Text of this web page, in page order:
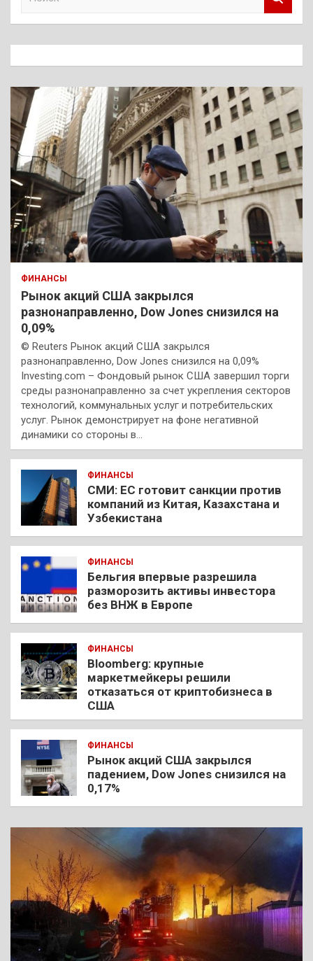
к
ФИНАНСЫ
Рынок акций США закрылся
разнонаправленно, Dow Jones снизился на
0,09%
© Reuters Рынок акций США закрылся
разнонаправленно, Dow Jones снизился на 0,09%
Investing.com – Фондовый рынок США завершил торги
среды разнонаправленно за счет укрепления секторов
технологий, коммунальных услуг и потребительских
услуг. Рынок демонстрирует на фоне негативной
динамики со стороны в…
ФИНАНСЫ
СМИ: ЕС готовит санкции против
компаний из Китая, Казахстана и
Узбекистана
ФИНАНСЫ
Бельгия впервые разрешила
разморозить активы инвестора
без ВНЖ в Европе
ФИНАНСЫ
Bloomberg: крупные
маркетмейкеры решили
отказаться от криптобизнеса в
США
ФИНАНСЫ
Рынок акций США закрылся
падением, Dow Jones снизился на
0,17%